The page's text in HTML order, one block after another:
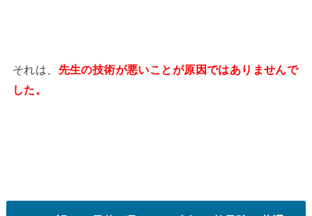
それは、 先生の技術が悪いことが原因ではありませんで
した。